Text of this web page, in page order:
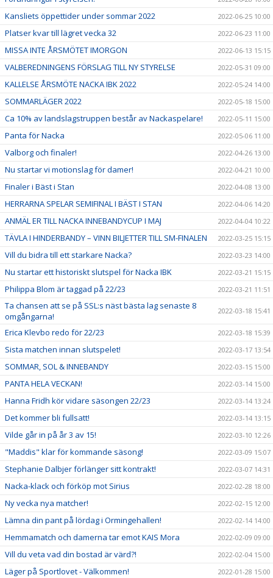
Kansliets öppettider under sommar 2022 2022-06-25 10:00
Platser kvar till lägret vecka 32 2022-06-23 11:00
MISSA INTE ÅRSMÖTET IMORGON 2022-06-13 15:15
VALBEREDNINGENS FÖRSLAG TILL NY STYRELSE 2022-05-31 09:00
KALLELSE ÅRSMÖTE NACKA IBK 2022 2022-05-24 14:00
SOMMARLÄGER 2022 2022-05-18 15:00
Ca 10% av landslagstruppen består av Nackaspelare! 2022-05-11 15:00
Panta för Nacka 2022-05-06 11:00
Valborg och finaler! 2022-04-26 13:00
Nu startar vi motionslag för damer! 2022-04-21 10:00
Finaler i Bäst i Stan 2022-04-08 13:00
HERRARNA SPELAR SEMIFINAL I BÄST I STAN 2022-04-06 14:20
ANMÄL ER TILL NACKA INNEBANDYCUP I MAJ 2022-04-04 10:22
TÄVLA I HINDERBANDY – VINN BILJETTER TILL SM-FINALEN 2022-03-25 15:15
Vill du bidra till ett starkare Nacka? 2022-03-23 14:00
Nu startar ett historiskt slutspel för Nacka IBK 2022-03-21 15:15
Philippa Blom är taggad på 22/23 2022-03-21 11:51
Ta chansen att se på SSL:s näst bästa lag senaste 8
omgångarna!
2022-03-18 15:41
Erica Klevbo redo för 22/23 2022-03-18 15:39
Sista matchen innan slutspelet! 2022-03-17 13:54
SOMMAR, SOL & INNEBANDY 2022-03-15 15:00
PANTA HELA VECKAN! 2022-03-14 15:00
Hanna Fridh kör vidare säsongen 22/23 2022-03-14 13:24
Det kommer bli fullsatt! 2022-03-14 13:15
Vilde går in på år 3 av 15! 2022-03-10 12:26
"Maddis" klar för kommande säsong! 2022-03-09 15:07
Stephanie Dalbjer förlänger sitt kontrakt! 2022-03-07 14:31
Nacka-klack och förköp mot Sirius 2022-02-28 18:00
Ny vecka nya matcher! 2022-02-15 12:00
Lämna din pant på lördag i Ormingehallen! 2022-02-14 14:00
Hemmamatch och damerna tar emot KAIS Mora 2022-02-09 09:00
Vill du veta vad din bostad är värd?! 2022-02-04 15:00
Läger på Sportlovet - Välkommen! 2022-01-28 15:00